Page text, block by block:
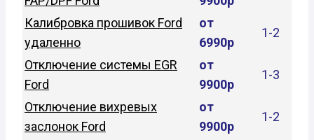
Калибровка прошивок Ford
удаленно
от
6990р
1-2
Отключение системы EGR
Ford
от
9900р
1-3
Отключение вихревых
заслонок Ford
от
9900р
1-2